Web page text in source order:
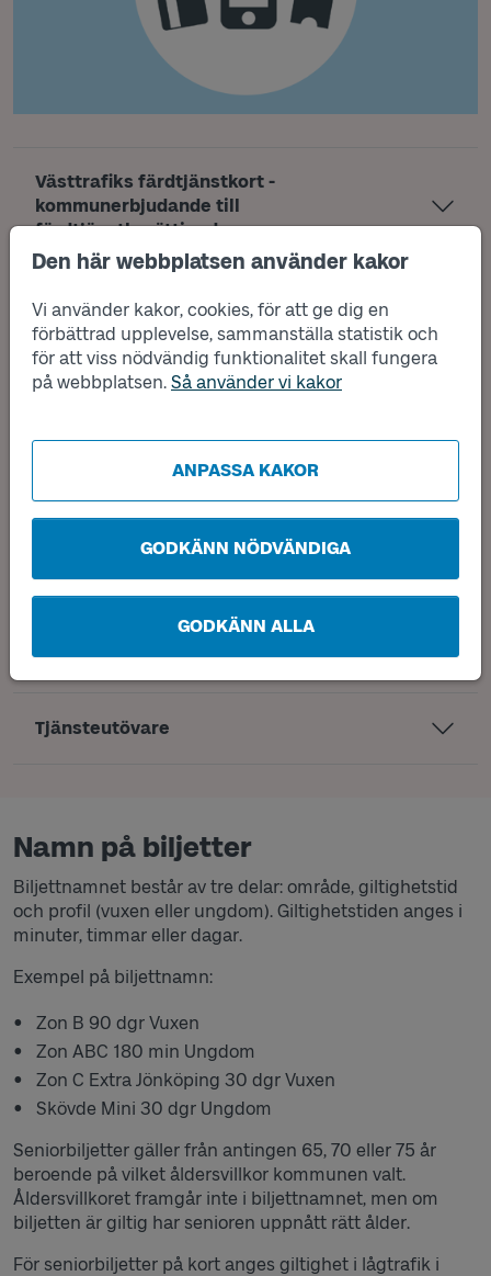
Den här webbplatsen använder kakor
Vi använder kakor, cookies, för att ge dig en
förbättrad upplevelse, sammanställa statistik och
för att viss nödvändig funktionalitet skall fungera
på webbplatsen. Så använder vi kakor
ANPASSA KAKOR
GODKÄNN NÖDVÄNDIGA
GODKÄNN ALLA
Västtrafiks färdtjänstkort -
kommunerbjudande till
färdtjänstberättigade.
Provåkarbiljett
Periodbiljett via arbetsgivare
Reshjälpskort
Seniorbiljett
Skolbiljett (Skolkort Fritid)
Anropsstyrd trafik
Tjänsteutövare
Namn på biljetter
Biljettnamnet består av tre delar: område, giltighetstid
och profil (vuxen eller ungdom). Giltighetstiden anges i
minuter, timmar eller dagar.
Exempel på biljettnamn:
Zon B 90 dgr Vuxen
Zon ABC 180 min Ungdom
Zon C Extra Jönköping 30 dgr Vuxen
Skövde Mini 30 dgr Ungdom
Seniorbiljetter gäller från antingen 65, 70 eller 75 år
beroende på vilket åldersvillkor kommunen valt.
Åldersvillkoret framgår inte i biljettnamnet, men om
biljetten är giltig har senioren uppnått rätt ålder.
För seniorbiljetter på kort anges giltighet i lågtrafik i